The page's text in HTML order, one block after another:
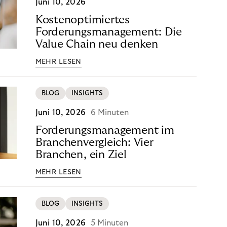
Juni 10, 2026
Kostenoptimiertes
Forderungsmanagement: Die
Value Chain neu denken
MEHR LESEN
BLOG INSIGHTS
Juni 10, 2026 6 Minuten
Forderungsmanagement im
Branchenvergleich: Vier
Branchen, ein Ziel
MEHR LESEN
BLOG INSIGHTS
Juni 10, 2026 5 Minuten